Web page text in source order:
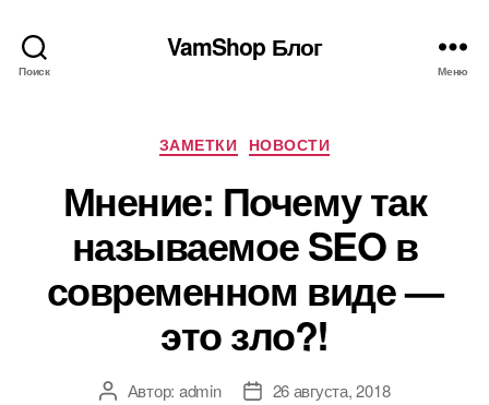
Поиск
VamShop Блог
Меню
Рубрики
ЗАМЕТКИ НОВОСТИ
Мнение: Почему так
называемое SEO в
современном виде —
это зло?!
АвторАвтор: admin
Дата26 августа, 2018